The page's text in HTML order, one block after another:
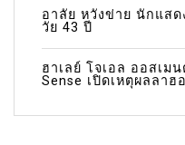
อาลัย หวังข่าย นักแส
วัย 43 ปี
ฮาเลย์ โจเอล ออสเม
Sense เปิดเหตุผลลาฮ